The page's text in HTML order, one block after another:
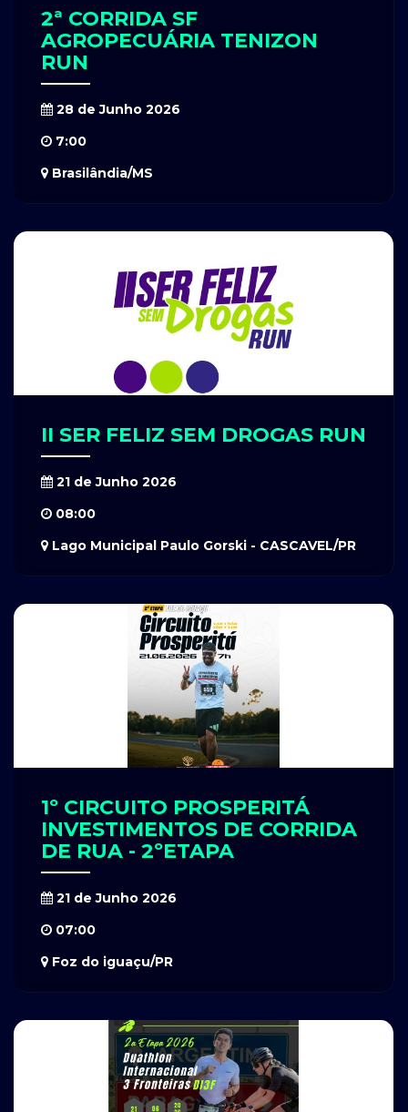
2ª CORRIDA SF
AGROPECUÁRIA TENIZON
RUN
28 de Junho 2026
7:00
Brasilândia/MS
II SER FELIZ SEM DROGAS RUN
21 de Junho 2026
08:00
Lago Municipal Paulo Gorski - CASCAVEL/PR
1º CIRCUITO PROSPERITÁ
INVESTIMENTOS DE CORRIDA
DE RUA - 2ºETAPA
21 de Junho 2026
07:00
Foz do iguaçu/PR